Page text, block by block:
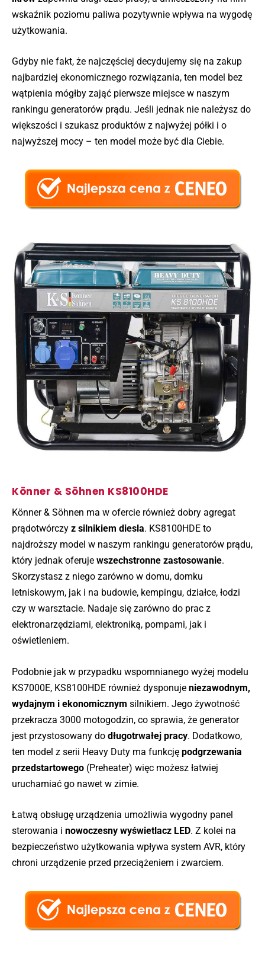
wskaźnik poziomu paliwa pozytywnie wpływa na wygodę
użytkowania.
Gdyby nie fakt, że najczęściej decydujemy się na zakup
najbardziej ekonomicznego rozwiązania, ten model bez
wątpienia mógłby zająć pierwsze miejsce w naszym
rankingu generatorów prądu. Jeśli jednak nie należysz do
większości i szukasz produktów z najwyżej półki i o
najwyższej mocy – ten model może być dla Ciebie.
Könner & Söhnen KS8100HDE
Könner & Söhnen ma w ofercie również dobry agregat
prądotwórczy z silnikiem diesla. KS8100HDE to
najdroższy model w naszym rankingu generatorów prądu,
który jednak oferuje wszechstronne zastosowanie.
Skorzystasz z niego zarówno w domu, domku
letniskowym, jak i na budowie, kempingu, działce, łodzi
czy w warsztacie. Nadaje się zarówno do prac z
elektronarzędziami, elektroniką, pompami, jak i
oświetleniem.
Podobnie jak w przypadku wspomnianego wyżej modelu
KS7000E, KS8100HDE również dysponuje niezawodnym,
wydajnym i ekonomicznym silnikiem. Jego żywotność
przekracza 3000 motogodzin, co sprawia, że generator
jest przystosowany do długotrwałej pracy. Dodatkowo,
ten model z serii Heavy Duty ma funkcję podgrzewania
przedstartowego (Preheater) więc możesz łatwiej
uruchamiać go nawet w zimie.
Łatwą obsługę urządzenia umożliwia wygodny panel
sterowania i nowoczesny wyświetlacz LED. Z kolei na
bezpieczeństwo użytkowania wpływa system AVR, który
chroni urządzenie przed przeciążeniem i zwarciem.